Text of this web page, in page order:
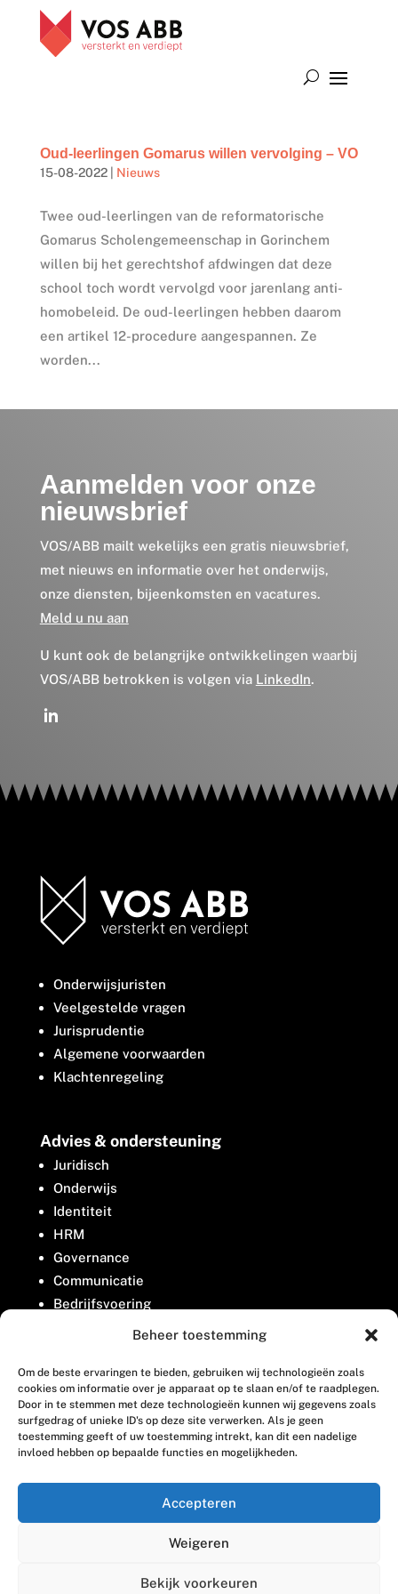
Beheer toestemming
Om de beste ervaringen te bieden, gebruiken wij technologieën zoals
cookies om informatie over je apparaat op te slaan en/of te raadplegen.
Door in te stemmen met deze technologieën kunnen wij gegevens zoals
surfgedrag of unieke ID's op deze site verwerken. Als je geen
toestemming geeft of uw toestemming intrekt, kan dit een nadelige
invloed hebben op bepaalde functies en mogelijkheden.
Accepteren
Weigeren
Bekijk voorkeuren
Oud-leerlingen Gomarus willen vervolging – VO
15-08-2022| Nieuws
Twee oud-leerlingen van de reformatorische
Gomarus Scholengemeenschap in Gorinchem
willen bij het gerechtshof afdwingen dat deze
school toch wordt vervolgd voor jarenlang anti-
homobeleid. De oud-leerlingen hebben daarom
een artikel 12-procedure aangespannen. Ze
worden...
Aanmelden voor onze
nieuwsbrief
VOS/ABB mailt wekelijks een gratis nieuwsbrief,
met nieuws en informatie over het onderwijs,
onze diensten, bijeenkomsten en vacatures.
Meld u nu aan
U kunt ook de belangrijke ontwikkelingen waarbij
VOS/ABB betrokken is volgen via LinkedIn.
Onderwijsjuristen
Veelgestelde vragen
Jurisprudentie
Algemene voorwaarden
Klachtenregeling
Advies & ondersteuning
Juridisch
Onderwijs
Identiteit
HRM
Governance
Communicatie
Bedrijfsvoering
Belangenbehartiging
Contact
Houttuinlaan 8
3447 GM Woerden